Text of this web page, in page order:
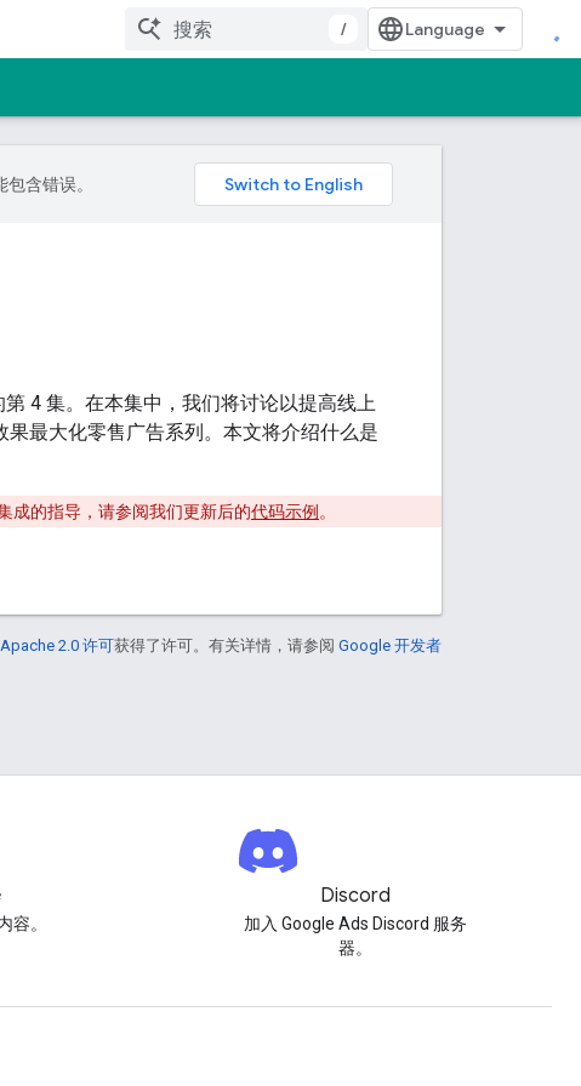
/
含错误。
4 集。在本集中，我们将讨论以提高线上
最大化零售广告系列。本文将介绍什么是
成的指导，请参阅我们更新后的代码示例 。
Apache 2.0 许可获得了许可。有关详情，请参阅 Google 开发者
容。
Discord
加入 Google Ads Discord 服务
器。